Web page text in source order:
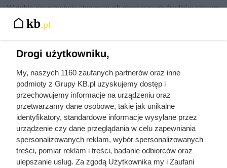
W dobie powszechnie stosowanych chemicznych środków czasem
trudno uwierzyć, że naturalne i domowe sposoby mogą być aż tak
Drogi użytkowniku,
My, naszych 1160 zaufanych partnerów oraz inne
podmioty z Grupy KB.pl uzyskujemy dostęp i
przechowujemy informacje na urządzeniu oraz
przetwarzamy dane osobowe, takie jak unikalne
identyfikatory, standardowe informacje wysyłane przez
urządzenie czy dane przeglądania w celu zapewniania
spersonalizowanych reklam, wybór spersonalizowanych
treści, pomiar reklam i treści, badanie odbiorców oraz
ulepszanie usług. Za zgodą Użytkownika my i Zaufani